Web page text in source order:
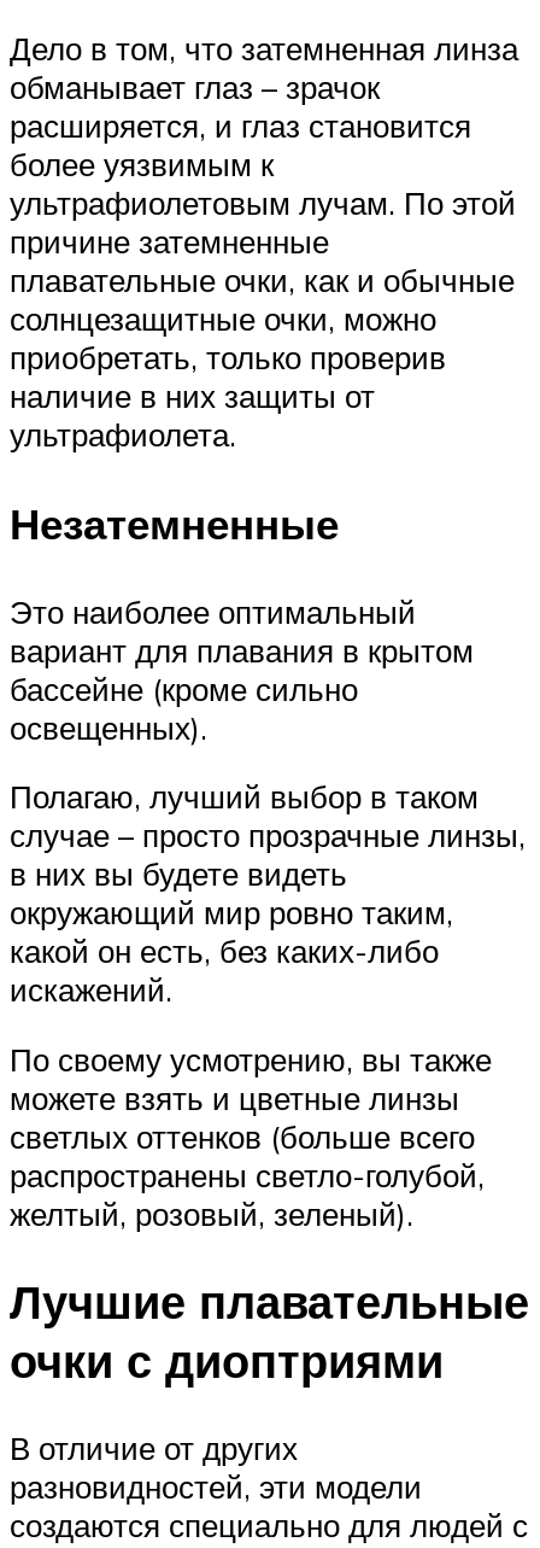
Дело в том, что затемненная линза
обманывает глаз – зрачок
расширяется, и глаз становится
более уязвимым к
ультрафиолетовым лучам. По этой
причине затемненные
плавательные очки, как и обычные
солнцезащитные очки, можно
приобретать, только проверив
наличие в них защиты от
ультрафиолета.
Незатемненные
Это наиболее оптимальный
вариант для плавания в крытом
бассейне (кроме сильно
освещенных).
Полагаю, лучший выбор в таком
случае – просто прозрачные линзы,
в них вы будете видеть
окружающий мир ровно таким,
какой он есть, без каких-либо
искажений.
По своему усмотрению, вы также
можете взять и цветные линзы
светлых оттенков (больше всего
распространены светло-голубой,
желтый, розовый, зеленый).
Лучшие плавательные
очки с диоптриями
В отличие от других
разновидностей, эти модели
создаются специально для людей с